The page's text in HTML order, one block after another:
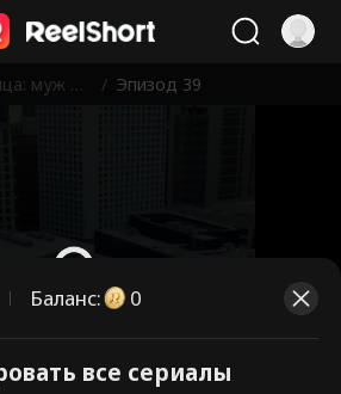
муж в
/ Эпизод 39
эпизоды.
Баланс: 0
все сериалы